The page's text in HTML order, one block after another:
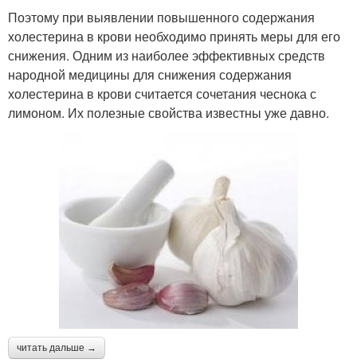
Поэтому при выявлении повышенного содержания
холестерина в крови необходимо принять меры для его
снижения. Одним из наиболее эффективных средств
народной медицины для снижения содержания
холестерина в крови считается сочетания чеснока с
лимоном. Их полезные свойства известны уже давно.
читать дальше →